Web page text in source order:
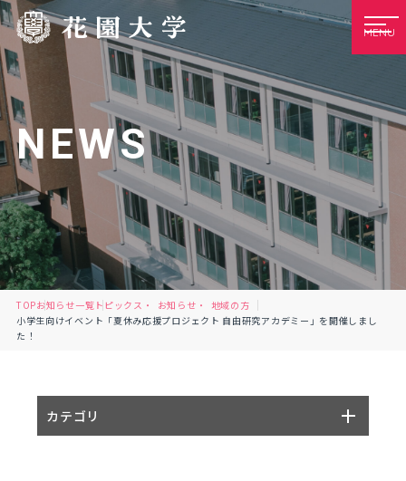
MENU
NEWS
TOPお知らせ一覧 トピックス お知らせ
地域の方
小学生向けイベント「夏休み応援プロジェクト 自由研究アカデミー」を開催しまし
た！
カテゴリ